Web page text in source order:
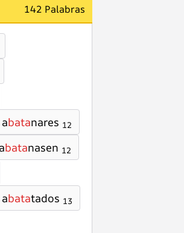
142 Palabras
abatanares 12
abatanasen 12
abatatados 13